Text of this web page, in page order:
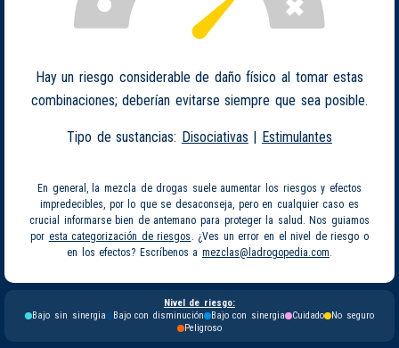
Hay un riesgo considerable de daño físico al tomar estas
combinaciones; deberían evitarse siempre que sea posible.
Tipo de sustancias: Disociativas | Estimulantes
En general, la mezcla de drogas suele aumentar los riesgos y efectos
impredecibles, por lo que se desaconseja, pero en cualquier caso es
crucial informarse bien de antemano para proteger la salud. Nos guiamos
por esta categorización de riesgos . ¿Ves un error en el nivel de riesgo o
en los efectos? Escríbenos a mezclas@ladrogopedia.com.
Nivel de riesgo:
Bajo sin sinergia
Bajo con disminución Bajo con sinergia Cuidado
No seguro
Peligroso